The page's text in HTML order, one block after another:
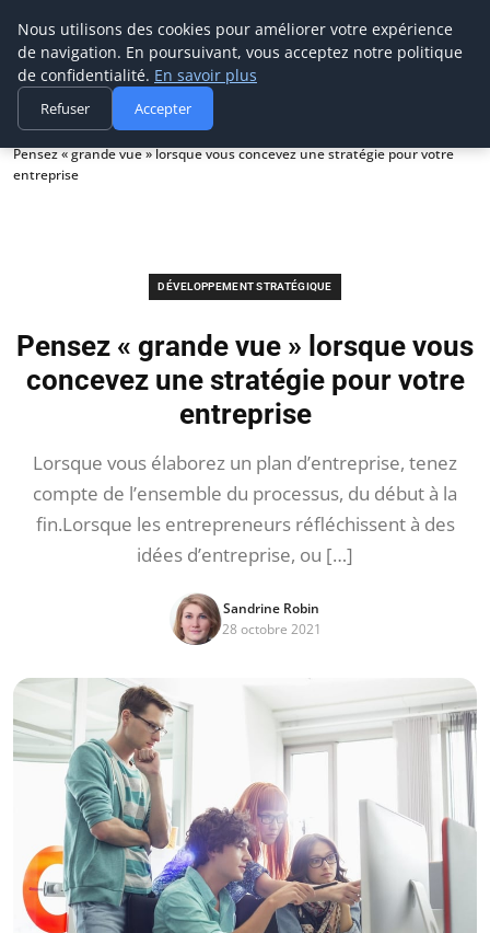
Prospection Pro
Accueil
Développement stratégique
Pensez « grande vue » lorsque vous concevez une stratégie pour votre
entreprise
DÉVELOPPEMENT STRATÉGIQUE
Pensez « grande vue » lorsque vous
concevez une stratégie pour votre
entreprise
Lorsque vous élaborez un plan d’entreprise, tenez
compte de l’ensemble du processus, du début à la
fin.Lorsque les entrepreneurs réfléchissent à des
idées d’entreprise, ou […]
Sandrine Robin
28 octobre 2021
Nous utilisons des cookies pour améliorer votre expérience
de navigation. En poursuivant, vous acceptez notre politique
de confidentialité. En savoir plus
Refuser Accepter